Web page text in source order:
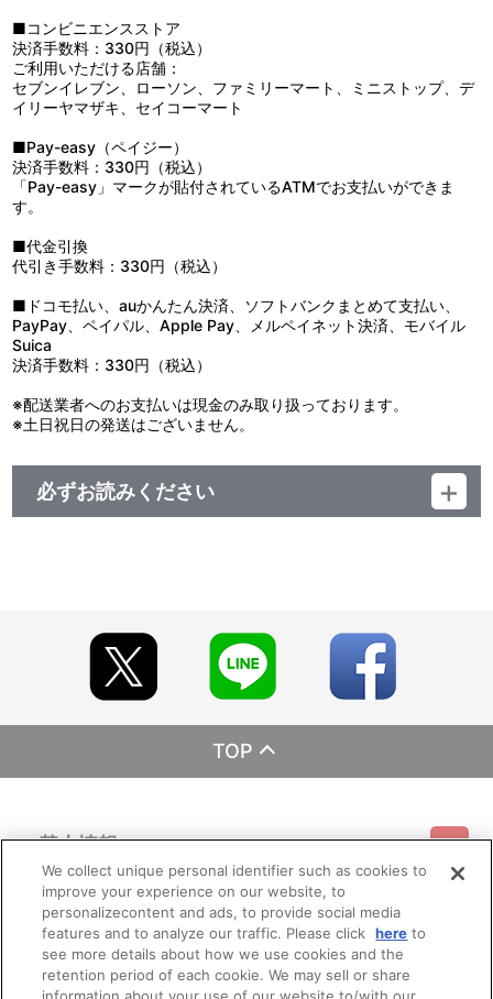
■コンビニエンスストア
決済手数料：330円（税込）
ご利用いただける店舗：
セブンイレブン、ローソン、ファミリーマート、ミニストップ、デ
イリーヤマザキ、セイコーマート
■Pay-easy（ペイジー）
決済手数料：330円（税込）
「Pay-easy」マークが貼付されているATMでお支払いができま
す。
■代金引換
代引き手数料：330円（税込）
■ドコモ払い、auかんたん決済、ソフトバンクまとめて支払い、
PayPay、ペイパル、Apple Pay、メルペイネット決済、モバイル
Suica
決済手数料：330円（税込）
※配送業者へのお支払いは現金のみ取り扱っております。
※土日祝日の発送はございません。
必ずお読みください
TOP
基本情報
利用規約 特定商取引法に基づく表示 プライバシーポリシー
プライバシーオプション 会社概要
ご利用情報
ご利用ガイド サイトマップ お問い合わせ
会員メニュー
We collect unique personal identifier such as cookies to
improve your experience on our website, to
personalizecontent and ads, to provide social media
features and to analyze our traffic. Please click here to
see more details about how we use cookies and the
retention period of each cookie. We may sell or share